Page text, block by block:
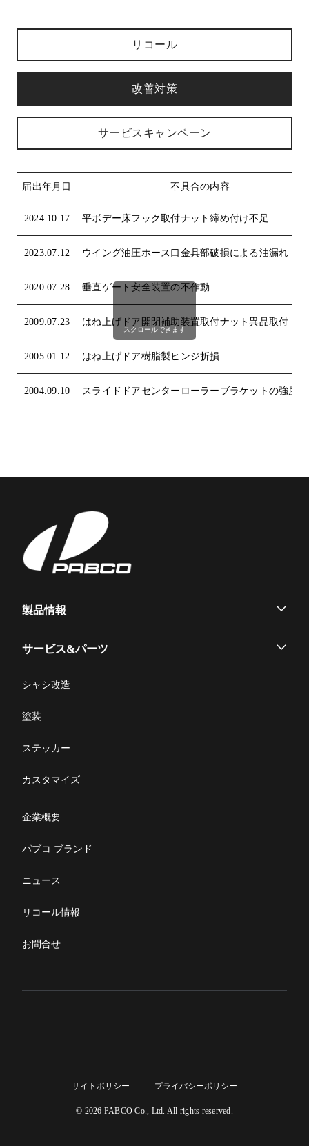
リコール
改善対策
サービスキャンペーン
届出年月日 不具合の内容
2024.10.17 平ボデー床フック取付ナット締め付け不足
2023.07.12 ウイング油圧ホース口金具部破損による油漏れ
2020.07.28 垂直ゲート安全装置の不作動
2009.07.23 はね上げドア開閉補助装置取付ナット異品取付
2005.01.12 はね上げドア樹脂製ヒンジ折損
2004.09.10 スライドドアセンターローラーブラケットの強度
スクロールできます
製品情報
ウイングボデー
アルミバン
平ボデー
サービス&パーツ
メンテナンス
修理マニュアル一覧
修理に関するFAQ
製品取扱説明書
部品発注
シャシ改造
塗装
ステッカー
カスタマイズ
企業概要
パブコ ブランド
ニュース
リコール情報
お問合せ
サイトポリシー プライバシーポリシー
© 2026 PABCO Co., Ltd. All rights reserved.